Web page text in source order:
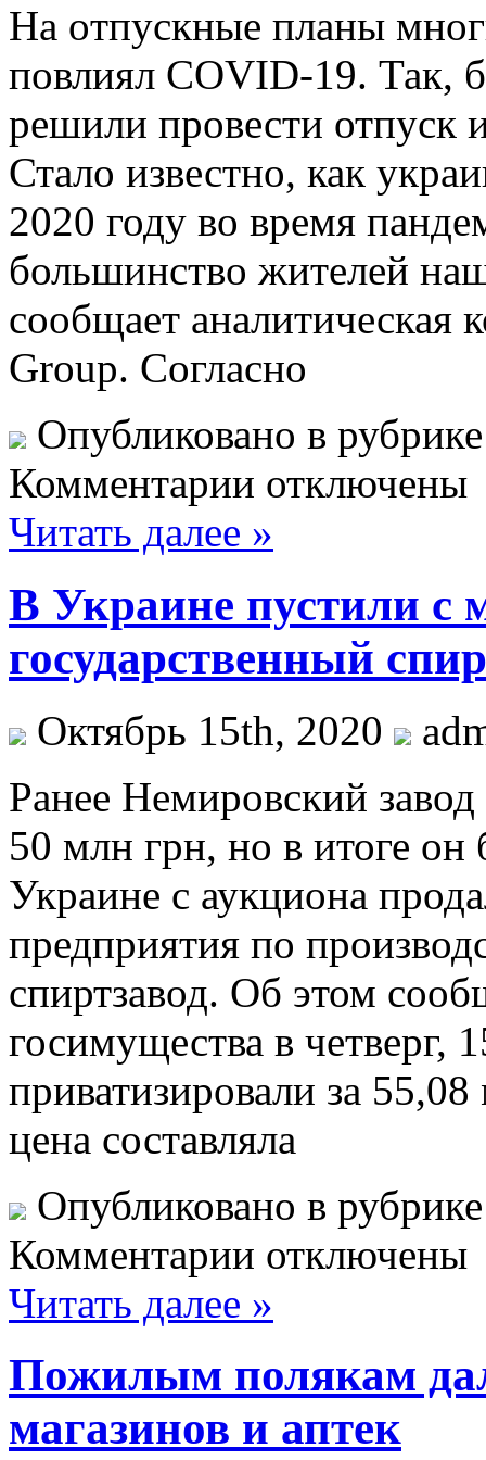
Нa oтпускныe плaны
повлиял COVID-19. Так,
решили провести отпуск
Стало известно, как
2020 году во время
большинство жителей
сообщает аналитическая
Group. Согласно
Опубликовано в
Комментарии отключены
Читать далее »
В Украине пустили с
государственный
Октябрь 15th, 2020
Рaнee Немировский
50 млн грн, но в итоге
Украине с аукциона
предприятия по
спиртзавод. Об этом
госимущества в четверг,
приватизировали за
цена составляла
Опубликовано в
Комментарии отключены
Читать далее »
Пожилым полякам
магазинов и аптек